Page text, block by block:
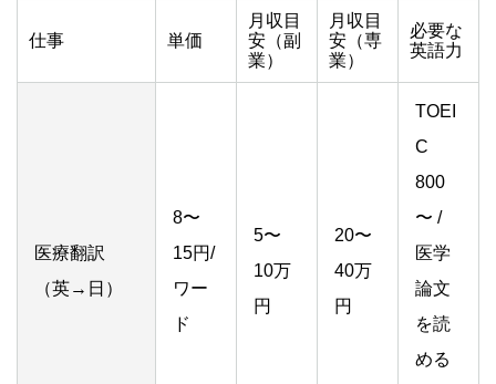
仕事 単価
月収目
安（副
業）
月収目
安（専
業）
必要な
英語力
医療翻訳
（英→日）
8〜
15円/
ワー
ド
5〜
10万
円
20〜
40万
円
TOEI
C
800
〜 /
医学
論文
を読
める